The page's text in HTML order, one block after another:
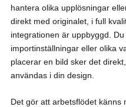
hantera olika upplösningar
direkt med originalet, i full
integrationen är uppbyggd.
importinställningar eller olika
placerar en bild sker det
användas i din design.
Det gör att arbetsflödet känns